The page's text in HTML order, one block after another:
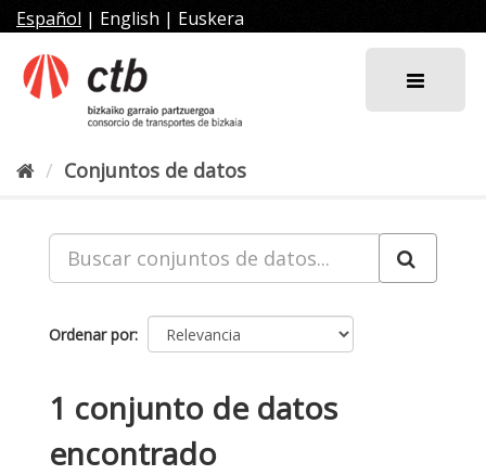
al
contenido
Español | English | Euskera
Conjuntos de datos
Ordenar por
1 conjunto de datos
encontrado